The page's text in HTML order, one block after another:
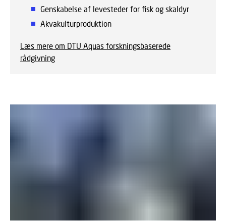
Genskabelse af levesteder for fisk og skaldyr
Akvakulturproduktion
Læs mere om DTU Aquas forskningsbaserede
rådgivning